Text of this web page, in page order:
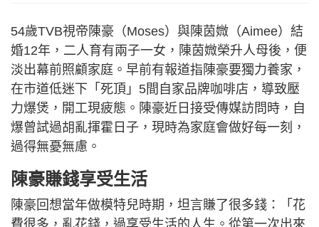
54歲TVB視帝陳豪（Moses）與陳茵媺（Aimee）結
婚12年，二人育有兩子一女，陳茵媺榮升人母後，便
淡出幕前照顧家庭。早前有報道指陳豪要獨力養家，
在市道低迷下「死頂」5間自家品牌咖啡店，導致壓
力爆煲，開工現疲態。陳豪近日接受傳媒訪問時，自
爆曾試過胡亂揮霍日子，現時為家庭會做好每一刻，
過得無憂無慮。
陳豪賺錢享受生活
陳豪回想當年做模特兒時期，坦言賺了很多錢：「花
費很多，亂花錢，過享受生活的人生。從第一次出來